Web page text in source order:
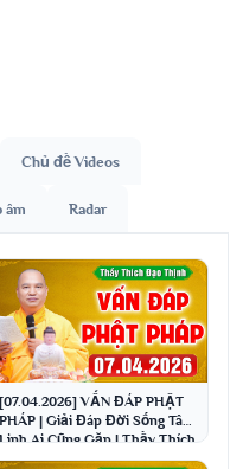
Chủ đề Videos
âm Radar
[07.04.2026] VẤN ĐÁP PHẬT
PHÁP | Giải Đáp Đời Sống Tâm
Linh Ai Cũng Gặp | Thầy Thích
Đạo Thịnh